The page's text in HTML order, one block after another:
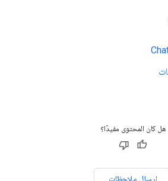
هل كان المحتوى مفيدًا؟